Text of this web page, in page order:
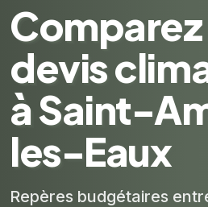
Comparez
devis
à Saint-
les-Eaux
Repères budgétaires